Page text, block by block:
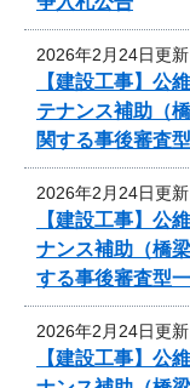
2026年2月24日更新
【建設工事】公
テナンス補助（
関する事後審査
2026年2月24日更新
【建設工事】公
ナンス補助（橋
する事後審査型
2026年2月24日更新
【建設工事】公